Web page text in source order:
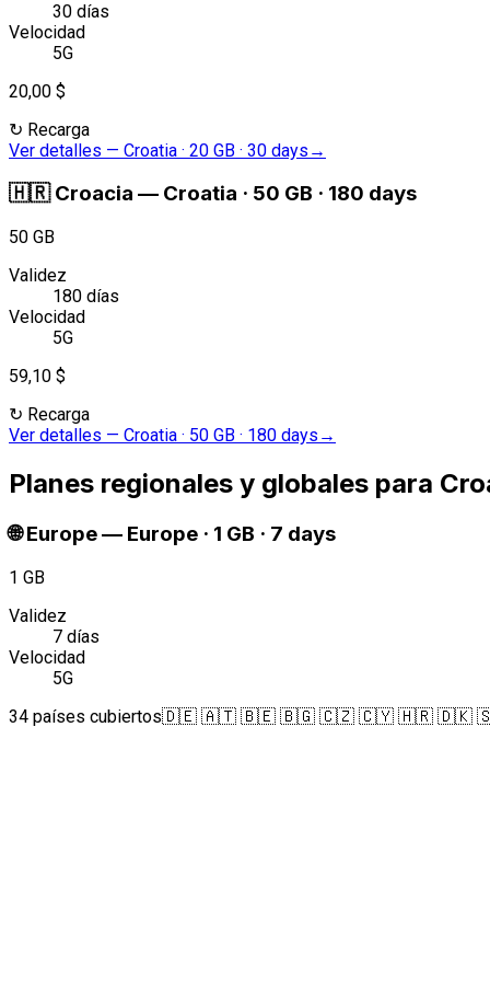
30 días
Velocidad
5G
20,00 $
↻ Recarga
Ver detalles — Croatia · 20 GB · 30 days →
🇭🇷 Croacia — Croatia · 50 GB · 180 days
50 GB
Validez
180 días
Velocidad
5G
59,10 $
↻ Recarga
Ver detalles — Croatia · 50 GB · 180 days →
Planes regionales y globales para
🌐 Europe— Europe · 1 GB · 7 days
1 GB
Validez
7 días
Velocidad
5G
34 países cubiertos🇩🇪 🇦🇹 🇧🇪 🇧🇬 🇨🇿 🇨🇾 🇭🇷 🇩🇰